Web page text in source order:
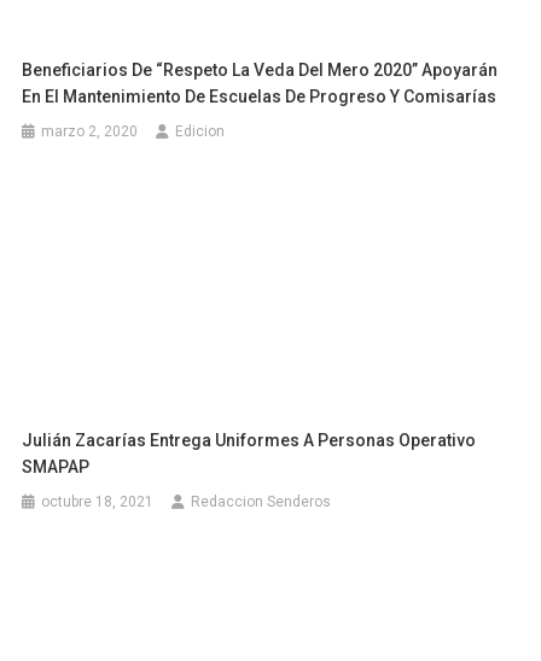
Beneficiarios De “Respeto La Veda Del Mero 2020” Apoyarán
En El Mantenimiento De Escuelas De Progreso Y Comisarías
marzo 2, 2020 Edicion
Julián Zacarías Entrega Uniformes A Personas Operativo
SMAPAP
octubre 18, 2021 Redaccion Senderos